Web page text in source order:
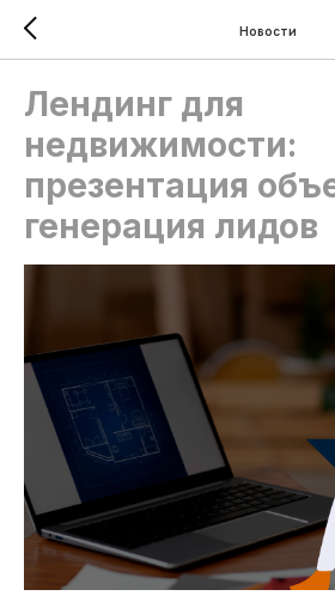
Новости
Лендинг для
недвижимости:
презентация
генерация лидов